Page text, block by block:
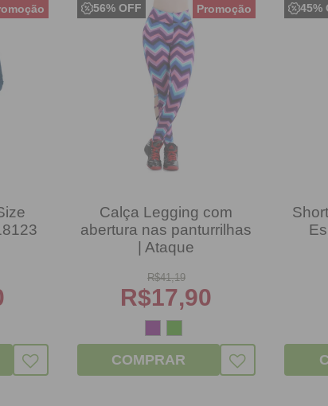
56% OFF
Calça Legging com
abertura nas panturrilhas
| Ataque
R$41,19
R$17,90
COMPRAR
45%